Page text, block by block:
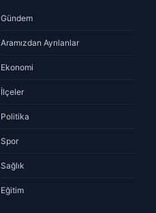
Gündem
Aramızdan Ayrılanlar
Ekonomi
İlçeler
Politika
Spor
Sağlık
Eğitim